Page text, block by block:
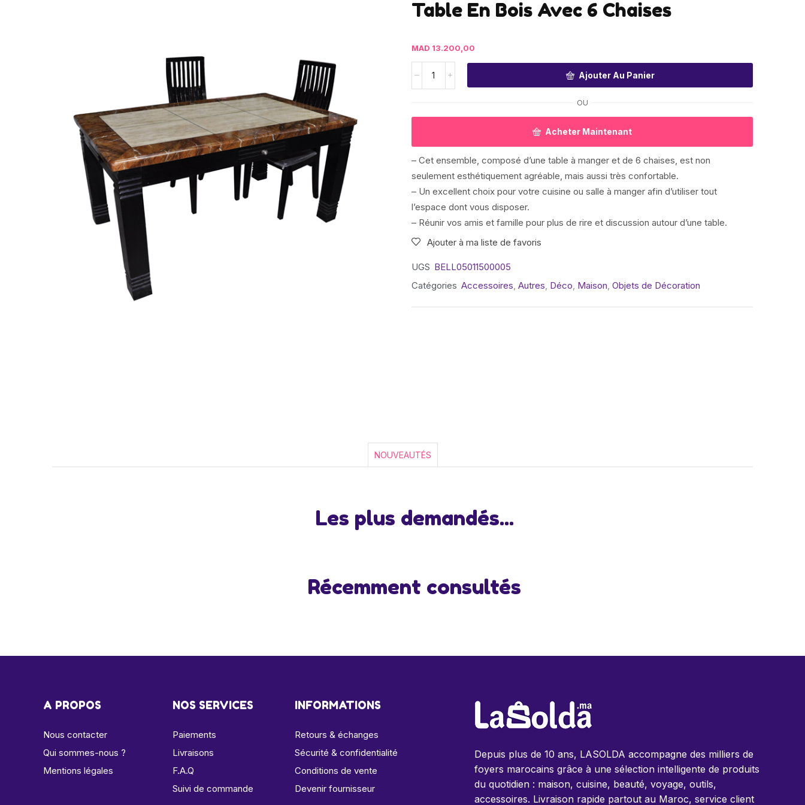
Table En Bois Avec 6 Chaises
MAD 13.200,00
Ajouter Au Panier
OU
Acheter Maintenant
– Cet ensemble, composé d’une table à manger et de 6 chaises, est non
seulement esthétiquement agréable, mais aussi très confortable.
– Un excellent choix pour votre cuisine ou salle à manger afin d’utiliser tout
l’espace dont vous disposer.
– Réunir vos amis et famille pour plus de rire et discussion autour d’une table.
Ajouter à ma liste de favoris
UGS BELL05011500005
Catégories Accessoires Autres Déco Maison Objets de Décoration
NOUVEAUTÉS
Les plus demandés...
Récemment consultés
A PROPOS
Nous contacter
Qui sommes-nous ?
Mentions légales
NOS SERVICES
Paiements
Livraisons
F.A.Q
Suivi de commande
INFORMATIONS
Retours & échanges
Sécurité & confidentialité
Conditions de vente
Devenir fournisseur
Depuis plus de 10 ans, LASOLDA accompagne des milliers de
foyers marocains grâce à une sélection intelligente de produits
du quotidien : maison, cuisine, beauté, voyage, outils,
accessoires. Livraison rapide partout au Maroc, service client